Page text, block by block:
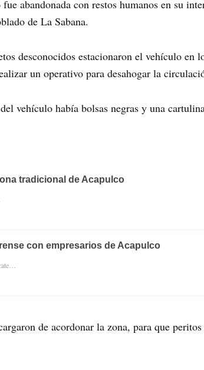
abandonada con restos humanos en su
de La Sabana.
desconocidos estacionaron el vehículo en
un operativo para desahogar la
vehículo había bolsas negras y una
tradicional de Acapulco
con empresarios de Acapulco
de acordonar la zona, para que